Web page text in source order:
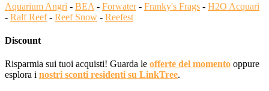
Aquarium Angri - BEA - Forwater- Franky's Frags - H2O Acquari
- Ralf Reef- Reef Snow - Reefest
Discount
Risparmia sui tuoi acquisti! Guarda le offerte del momento oppure
esplora i nostri sconti residenti su LinkTree.